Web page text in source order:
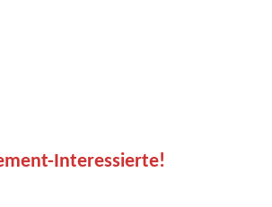
Interessierte!